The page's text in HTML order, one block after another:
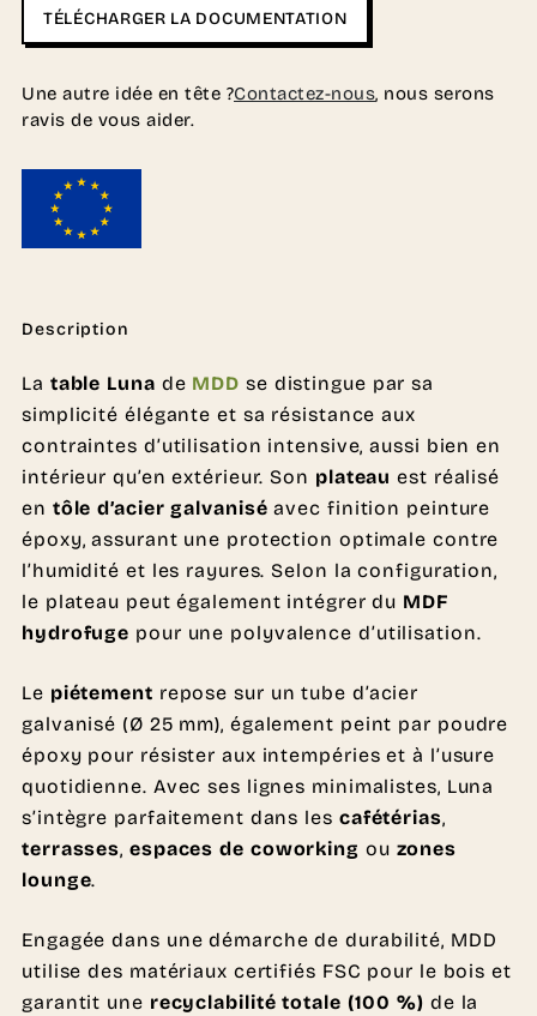
TÉLÉCHARGER LA DOCUMENTATION
Une autre idée en tête ?Contactez-nous, nous serons
ravis de vous aider.
Description
La table Luna de MDD se distingue par sa
simplicité élégante et sa résistance aux
contraintes d’utilisation intensive, aussi bien en
intérieur qu’en extérieur. Son plateau est réalisé
en tôle d’acier galvanisé avec finition peinture
époxy, assurant une protection optimale contre
l’humidité et les rayures. Selon la configuration,
le plateau peut également intégrer du MDF
hydrofuge pour une polyvalence d’utilisation.
Le piétement repose sur un tube d’acier
galvanisé (Ø 25 mm), également peint par poudre
époxy pour résister aux intempéries et à l’usure
quotidienne. Avec ses lignes minimalistes, Luna
s’intègre parfaitement dans les cafétérias,
terrasses, espaces de coworking ou zones
lounge.
Engagée dans une démarche de durabilité, MDD
utilise des matériaux certifiés FSC pour le bois et
garantit une recyclabilité totale (100 %) de la